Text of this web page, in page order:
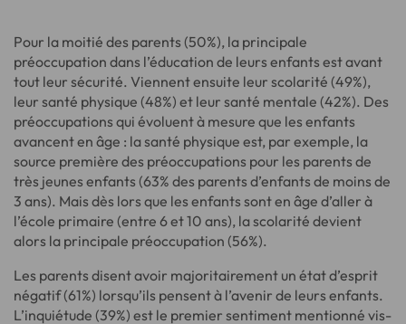
Pour la moitié des parents (50%), la principale
préoccupation dans l’éducation de leurs enfants est avant
tout leur sécurité. Viennent ensuite leur scolarité (49%),
leur santé physique (48%) et leur santé mentale (42%). Des
préoccupations qui évoluent à mesure que les enfants
avancent en âge : la santé physique est, par exemple, la
source première des préoccupations pour les parents de
très jeunes enfants (63% des parents d’enfants de moins de
3 ans). Mais dès lors que les enfants sont en âge d’aller à
l’école primaire (entre 6 et 10 ans), la scolarité devient
alors la principale préoccupation (56%).
Les parents disent avoir majoritairement un état d’esprit
négatif (61%) lorsqu’ils pensent à l’avenir de leurs enfants.
L’inquiétude (39%) est le premier sentiment mentionné vis-